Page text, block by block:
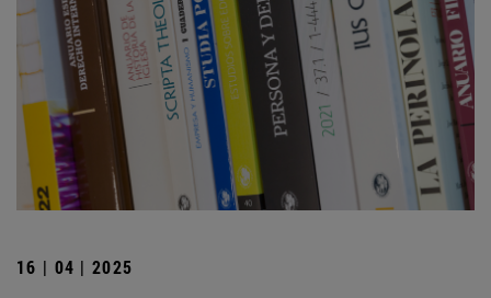
16 | 04 | 2025